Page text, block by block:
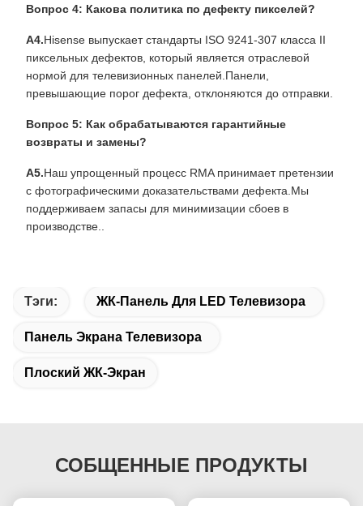
Вопрос 4: Какова политика по дефекту пикселей?
А4.Hisense выпускает стандарты ISO 9241-307 класса II
пиксельных дефектов, который является отраслевой
нормой для телевизионных панелей.Панели,
превышающие порог дефекта, отклоняются до отправки.
Вопрос 5: Как обрабатываются гарантийные
возвраты и замены?
А5.Наш упрощенный процесс RMA принимает претензии
с фотографическими доказательствами дефекта.Мы
поддерживаем запасы для минимизации сбоев в
производстве..
Тэги: ЖК-Панель Для LED Телевизора
Панель Экрана Телевизора
Плоский ЖК-Экран
СОБЩЕННЫЕ ПРОДУКТЫ